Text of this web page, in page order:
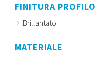
FINITURA PROFILO
Brillantato
MATERIALE